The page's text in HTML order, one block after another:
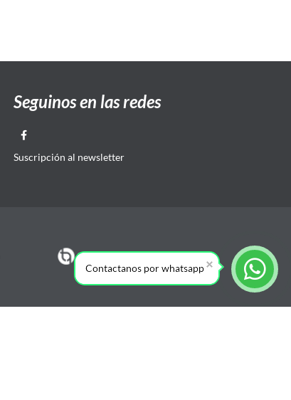
Seguinos en las redes
Suscripción al newsletter
Contactanos por whatsapp